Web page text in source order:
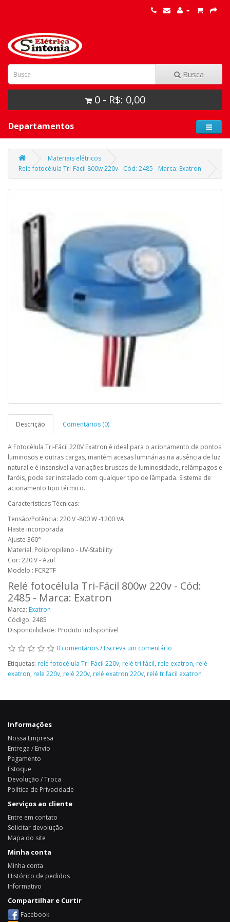
Busca
0 - R$: 0,00
Departamentos
Materiais elétricos
Relé fotocélula Tri-Fácil 800w 220v - Cód: 2485 - Marca: Exatron
Descrição Comentários (0)
A Fotocélula Tri-Fácil 220V Exatron é ideal para o acionamento de pontos
luminosos e outras cargas, mantém acesas luminárias na ausência de luz
natural e é insensível a variações bruscas de luminosidade, relâmpagos e
faróis, pode ser instalado com qualquer tipo de lâmpada. Sistema de
acionamento tipo térmico.
Características Técnicas:
Tensão/Potência: 220 V -800 W -1200 VA
Haste incorporada
Ajuste 360°
Material: Polipropileno - UV-Stability
Cor: 220 V - Azul
Modelo : FCR2TF
Relé fotocélula Tri-Fácil 800w 220v - Cód:
2485 - Marca: Exatron
Marca: Exatron
Código: 2485
Disponibilidade: Produto indisponível
0 comentários/ Escreva um comentário
Etiquetas: relé fotocélula Tri-Fácil 220v, relé tri fácil, rele exatron, relé
exatron, rele 220v, relé 220v, relé exatron 220v, relé trifacil exatron
Informações
Nossa Empresa
Entrega / Envio
Pagamento
Estoque
Devolução / Troca
Política de Privacidade
Serviços ao cliente
Entre em contato
Solicitar devolução
Mapa do site
Minha conta
Minha conta
Histórico de pedidos
Informativo
Compartilhar e Curtir
Facebook